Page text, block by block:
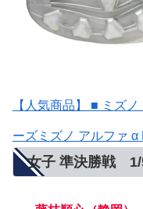
【人気商品】 ■ ミズ
ーズミズノ アルファ α
女子 準決勝戦